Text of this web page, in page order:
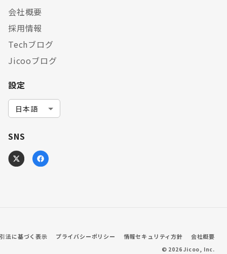
会社概要
採用情報
Techブログ
Jicooブログ
設定
SNS
法に基づく表示 プライバシーポリシー 情報セキュリティ方針 会社概要
© 2026 Jicoo, Inc.